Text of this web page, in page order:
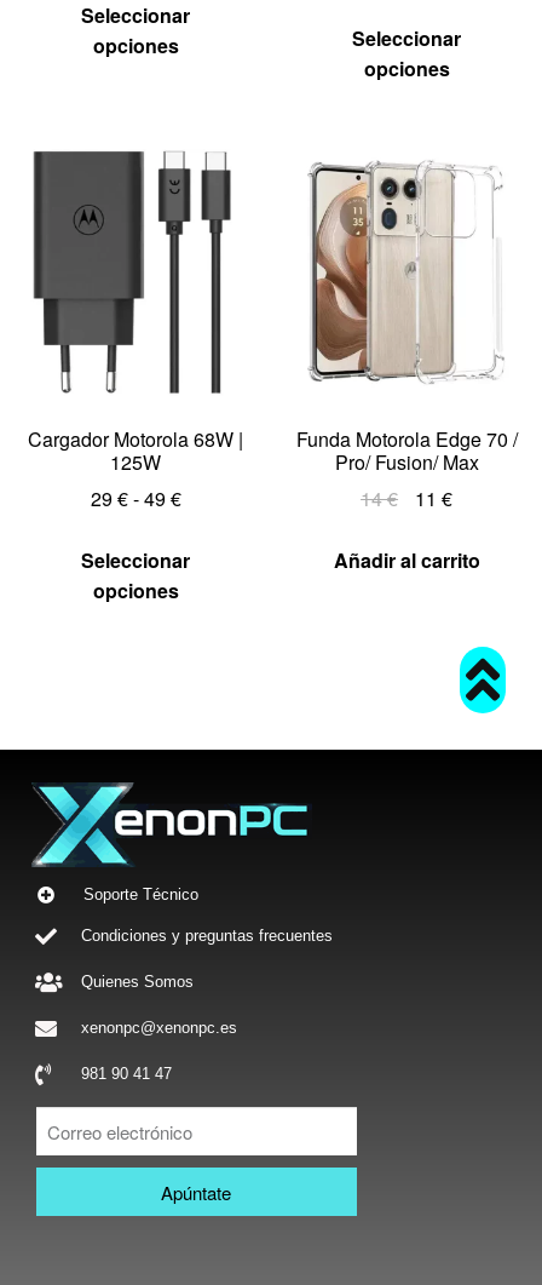
Seleccionar
opciones
Seleccionar
opciones
Cargador Motorola 68W |
125W
29€-49€
Seleccionar
opciones
Funda Motorola Edge 70 /
Pro/ Fusion/ Max
14€ 11 €
Añadir al carrito
Soporte Técnico
Condiciones y preguntas frecuentes
Quienes Somos
xenonpc@xenonpc.es
981 90 41 47
Apúntate